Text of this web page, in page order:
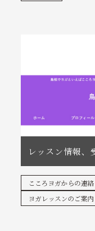
こころヨガからの連絡
ヨガレッスンのご案内